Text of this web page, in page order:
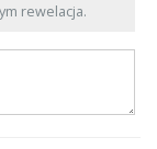
rewelacja.